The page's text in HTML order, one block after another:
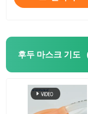
후두 마스크 기도